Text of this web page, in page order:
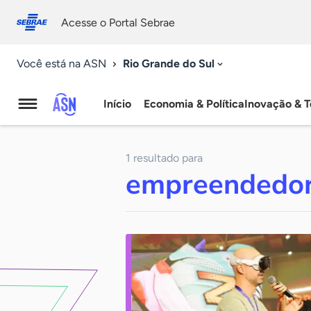
conosco
Acesse o Portal Sebrae
Você está na ASN Rio Grande do Sul
Agência
Notícias
Início Economia & PolíticaInovação &
1 resultado para